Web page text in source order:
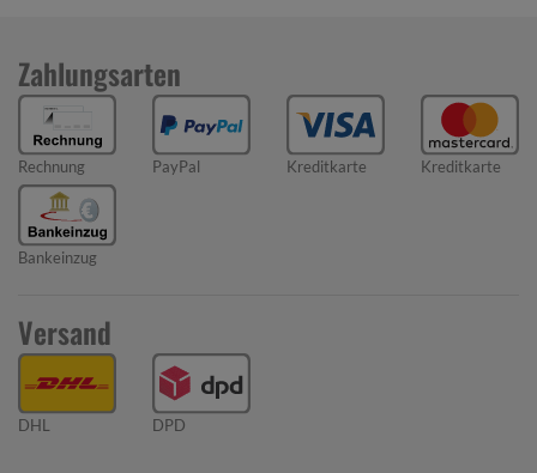
Zahlungsarten
Rechnung PayPal Kreditkarte Kreditkarte
Bankeinzug
Versand
DHL DPD